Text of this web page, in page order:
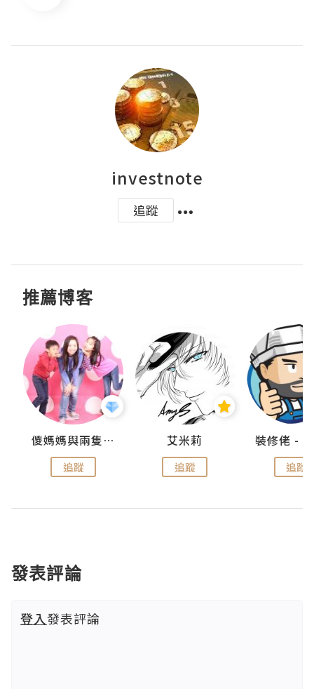
investnote
追蹤
推薦博客
儍媽媽與兩隻小魔怪之家
追蹤
艾米莉
追蹤 追蹤
發表評論
登入發表評論